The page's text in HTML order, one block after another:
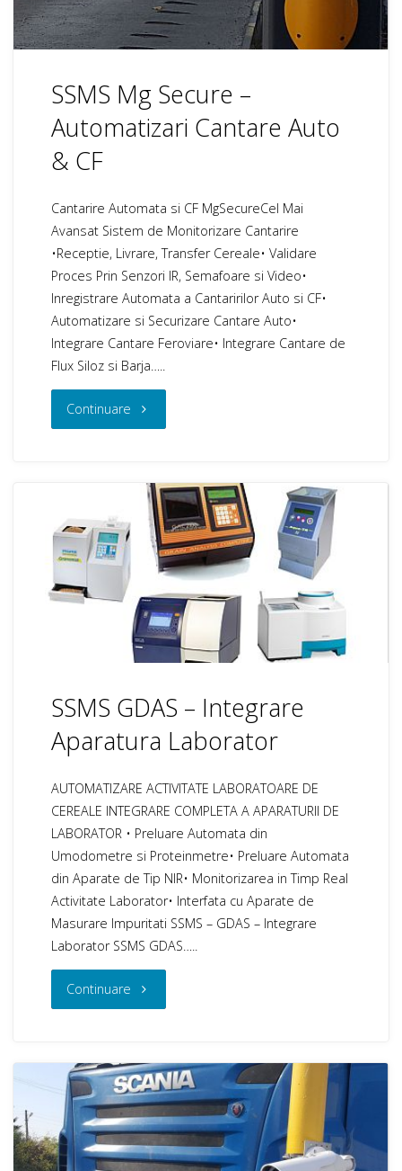
spatiile
depozitare"
SSMS Mg Secure –
Automatizari Cantare Auto
& CF
Cantarire Automata si CF MgSecureCel Mai
Avansat Sistem de Monitorizare Cantarire
•Receptie, Livrare, Transfer Cereale• Validare
Proces Prin Senzori IR, Semafoare si Video•
Inregistrare Automata a Cantaririlor Auto si CF•
Automatizare si Securizare Cantare Auto•
Integrare Cantare Feroviare• Integrare Cantare de
Flux Siloz si Barja…..
Continuare "SSMS
Secure
–
Automatizari
Cantare
Auto
CF"
SSMS GDAS – Integrare
Aparatura Laborator
AUTOMATIZARE ACTIVITATE LABORATOARE DE
CEREALE INTEGRARE COMPLETA A APARATURII DE
LABORATOR • Preluare Automata din
Umodometre si Proteinmetre• Preluare Automata
din Aparate de Tip NIR• Monitorizarea in Timp Real
Activitate Laborator• Interfata cu Aparate de
Masurare Impuritati SSMS – GDAS – Integrare
Laborator SSMS GDAS…..
Continuare "SSMS
–
Integrare
Aparatura